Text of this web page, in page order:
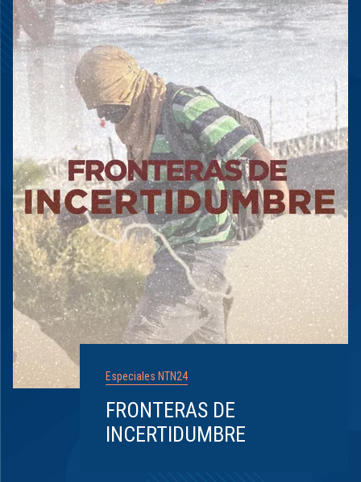
Especiales NTN24
FRONTERAS DE
INCERTIDUMBRE